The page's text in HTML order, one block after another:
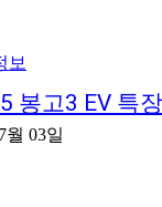
보
봉고3 EV 특
월 03일